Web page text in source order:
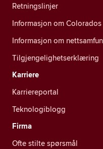
Retningslinjer
Informasjon om
Informasjon om
Tilgjengelighetserklæring
Karriere
Karriereportal
Teknologiblogg
Firma
Ofte stilte spørsmål